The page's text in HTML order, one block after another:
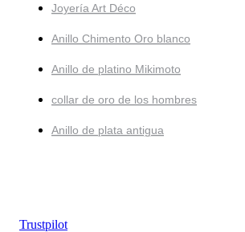
Joyería Art Déco
Anillo Chimento Oro blanco
Anillo de platino Mikimoto
collar de oro de los hombres
Anillo de plata antigua
Trustpilot